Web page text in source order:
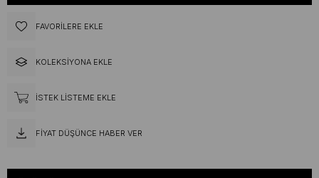
FAVORILERE EKLE
KOLEKSIYONA EKLE
İSTEK LISTEME EKLE
FIYAT DÜŞÜNCE HABER VER